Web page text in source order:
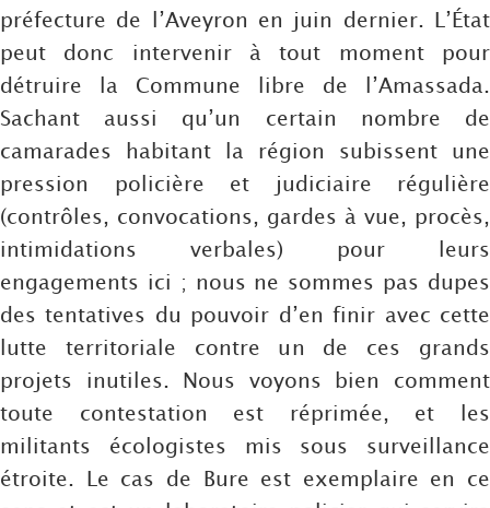
préfecture de l’Aveyron en juin dernier. L’État
peut donc intervenir à tout moment pour
détruire la Commune libre de l’Amassada.
Sachant aussi qu’un certain nombre de
camarades habitant la région subissent une
pression policière et judiciaire régulière
(contrôles, convocations, gardes à vue, procès,
intimidations verbales) pour leurs
engagements ici ; nous ne sommes pas dupes
des tentatives du pouvoir d’en finir avec cette
lutte territoriale contre un de ces grands
projets inutiles. Nous voyons bien comment
toute contestation est réprimée, et les
militants écologistes mis sous surveillance
étroite. Le cas de Bure est exemplaire en ce